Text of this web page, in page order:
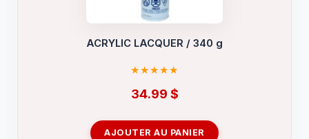
ACRYLIC LACQUER / 340 g
34.99 $
AJOUTER AU PANIER